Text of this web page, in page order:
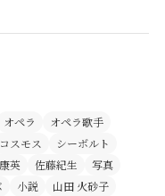
オペラ
オペラ歌手
コスモス
シーボルト
英 佐藤紀生
写真
小説
山田 火砂子